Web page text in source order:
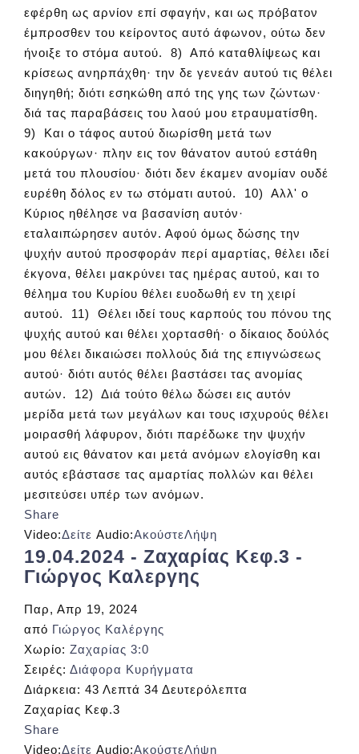
εφέρθη ως αρνίον επί σφαγήν, και ως πρόβατον
έμπροσθεν του κείροντος αυτό άφωνον, ούτω δεν
ήνοιξε το στόμα αυτού. 8) Από καταθλίψεως και
κρίσεως ανηρπάχθη· την δε γενεάν αυτού τις θέλει
διηγηθή; διότι εσηκώθη από της γης των ζώντων·
διά τας παραβάσεις του λαού μου ετραυματίσθη.
9) Και ο τάφος αυτού διωρίσθη μετά των
κακούργων· πλην εις τον θάνατον αυτού εστάθη
μετά του πλουσίου· διότι δεν έκαμεν ανομίαν ουδέ
ευρέθη δόλος εν τω στόματι αυτού. 10) Αλλ' ο
Κύριος ηθέλησε να βασανίση αυτόν·
εταλαιπώρησεν αυτόν. Αφού όμως δώσης την
ψυχήν αυτού προσφοράν περί αμαρτίας, θέλει ιδεί
έκγονα, θέλει μακρύνει τας ημέρας αυτού, και το
θέλημα του Κυρίου θέλει ευοδωθή εν τη χειρί
αυτού. 11) Θέλει ιδεί τους καρπούς του πόνου της
ψυχής αυτού και θέλει χορτασθή· ο δίκαιος δούλός
μου θέλει δικαιώσει πολλούς διά της επιγνώσεως
αυτού· διότι αυτός θέλει βαστάσει τας ανομίας
αυτών. 12) Διά τούτο θέλω δώσει εις αυτόν
μερίδα μετά των μεγάλων και τους ισχυρούς θέλει
μοιρασθή λάφυρον, διότι παρέδωκε την ψυχήν
αυτού εις θάνατον και μετά ανόμων ελογίσθη και
αυτός εβάστασε τας αμαρτίας πολλών και θέλει
μεσιτεύσει υπέρ των ανόμων.
Share
Video:Δείτε Audio:ΑκούστεΛήψη
19.04.2024 - Ζαχαρίας Κεφ.3 -
Γιώργος Καλεργης
Παρ, Απρ 19, 2024
από Γιώργος Καλέργης
Χωρίο: Ζαχαρίας 3:0
Σειρές: Διάφορα Κυρήγματα
Διάρκεια: 43 Λεπτά 34 Δευτερόλεπτα
Ζαχαρίας Κεφ.3
Share
Video:Δείτε Audio:ΑκούστεΛήψη